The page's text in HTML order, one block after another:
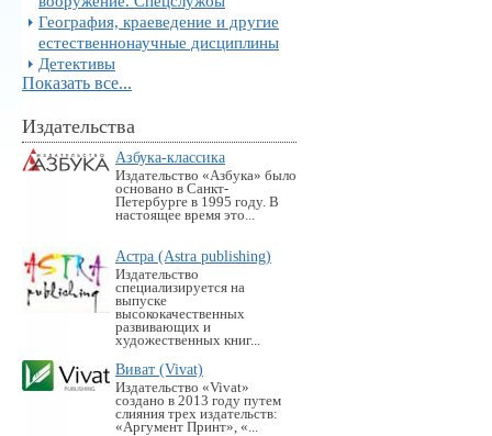
География, краеведение и другие
естественнонаучные дисциплины
Детективы
Показать все...
Издательства
Азбука-классика
Издательство «Азбука» было
основано в Санкт-
Петербурге в 1995 году. В
настоящее время это...
Астра (Astra publishing)
Издательство
специализируется на
выпуске
высококачественных
развивающих и
художественных книг...
Виват (Vivat)
Издательство «Vivat»
создано в 2013 году путем
слияния трех издательств:
«Аргумент Принт», «...